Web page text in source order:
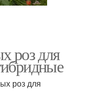
роз для
роз для